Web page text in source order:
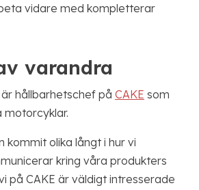
vidare med kompletterar
varandra
hållbarhetschef på CAKE som
motorcyklar.
kommit olika långt i hur vi
kring våra produkters
på CAKE är väldigt intresserade